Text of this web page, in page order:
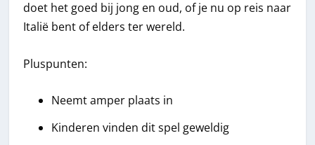
doet het goed bij jong en oud, of je nu op reis naar
Italië bent of elders ter wereld.
Pluspunten:
Neemt amper plaats in
Kinderen vinden dit spel geweldig